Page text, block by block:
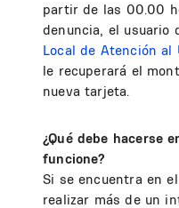
partir de las 00.00
denuncia, el usuario
Local de Atención al
le recuperará el
nueva tarjeta.
¿Qué debe hacerse
funcione?
Si se encuentra en
realizar más de un